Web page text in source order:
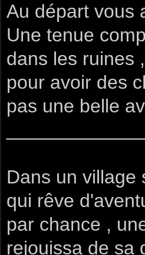
Au départ vous
Une tenue
dans les ruines
pour avoir des
pas une belle
Dans un
qui rêve
par chance ,
rejouissa de sa